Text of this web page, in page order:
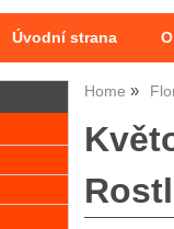
Úvodní strana
Home